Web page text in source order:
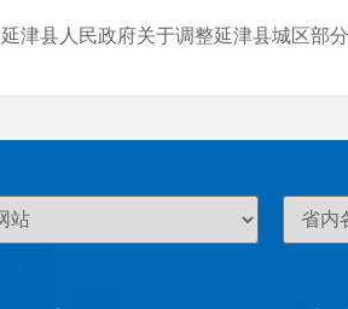
延津县人民政府关于调整延津县城区部